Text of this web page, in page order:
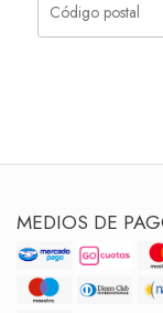
MEDIOS DE